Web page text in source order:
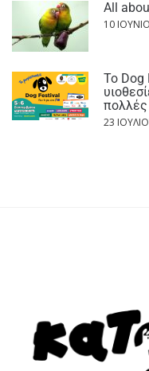
All
10
Το Dog
πολλές
23